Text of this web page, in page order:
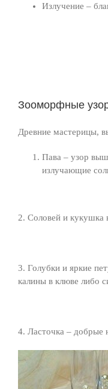
Излучение –
Зооморфные
Древние мастерицы,
Пава – узор
излучающие
2. Соловей и кукушка
3. Голубки и яркие
калины в клюве либо
4. Ласточка – добрые